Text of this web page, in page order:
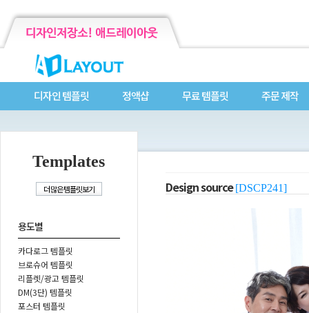
디자인 템플릿 정액샵 무료 템플릿 주문 제작
Templates
용도별
카다로그 템플릿
브로슈어 템플릿
리플렛/광고 템플릿
DM(3단) 템플릿
포스터 템플릿
Design source[DSCP241]